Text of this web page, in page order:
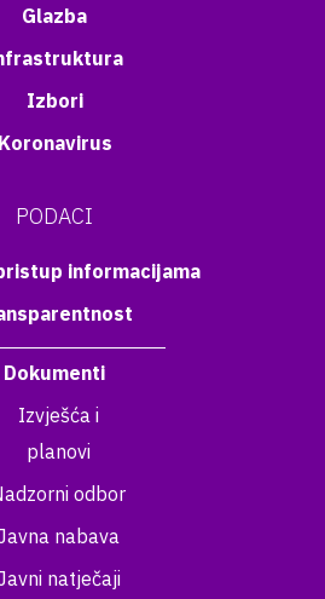
Glazba
Izbori
Koronavirus
PODACI
informacijama
Dokumenti
Izvješća i
planovi
odbor
nabava
natječaji